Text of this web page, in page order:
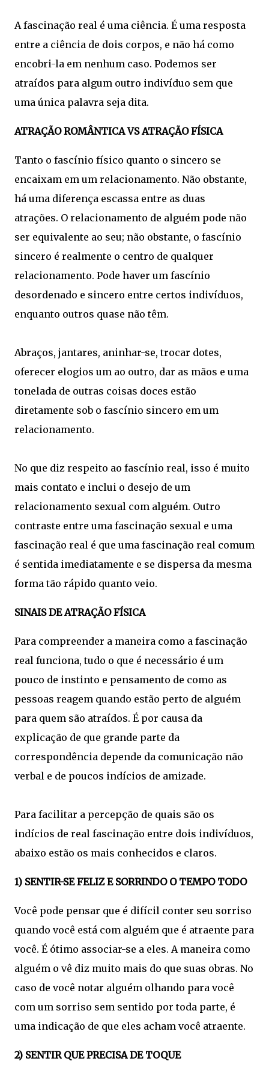
A fascinação real é uma ciência. É uma resposta
entre a ciência de dois corpos, e não há como
encobri-la em nenhum caso. Podemos ser
atraídos para algum outro indivíduo sem que
uma única palavra seja dita.
ATRAÇÃO ROMÂNTICA VS ATRAÇÃO FÍSICA
Tanto o fascínio físico quanto o sincero se
encaixam em um relacionamento. Não obstante,
há uma diferença escassa entre as duas
atrações. O relacionamento de alguém pode não
ser equivalente ao seu; não obstante, o fascínio
sincero é realmente o centro de qualquer
relacionamento. Pode haver um fascínio
desordenado e sincero entre certos indivíduos,
enquanto outros quase não têm.
Abraços, jantares, aninhar-se, trocar dotes,
oferecer elogios um ao outro, dar as mãos e uma
tonelada de outras coisas doces estão
diretamente sob o fascínio sincero em um
relacionamento.
No que diz respeito ao fascínio real, isso é muito
mais contato e inclui o desejo de um
relacionamento sexual com alguém. Outro
contraste entre uma fascinação sexual e uma
fascinação real é que uma fascinação real comum
é sentida imediatamente e se dispersa da mesma
forma tão rápido quanto veio.
SINAIS DE ATRAÇÃO FÍSICA
Para compreender a maneira como a fascinação
real funciona, tudo o que é necessário é um
pouco de instinto e pensamento de como as
pessoas reagem quando estão perto de alguém
para quem são atraídos. É por causa da
explicação de que grande parte da
correspondência depende da comunicação não
verbal e de poucos indícios de amizade.
Para facilitar a percepção de quais são os
indícios de real fascinação entre dois indivíduos,
abaixo estão os mais conhecidos e claros.
1) SENTIR-SE FELIZ E SORRINDO O TEMPO TODO
Você pode pensar que é difícil conter seu sorriso
quando você está com alguém que é atraente para
você. É ótimo associar-se a eles. A maneira como
alguém o vê diz muito mais do que suas obras. No
caso de você notar alguém olhando para você
com um sorriso sem sentido por toda parte, é
uma indicação de que eles acham você atraente.
2) SENTIR QUE PRECISA DE TOQUE